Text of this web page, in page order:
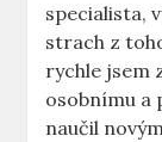
specialista,
strach z
rychle jsem
osobnímu a
naučil